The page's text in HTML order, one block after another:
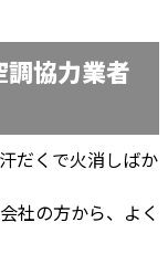
協力業者
だくで火消しばか
社の方から、よく